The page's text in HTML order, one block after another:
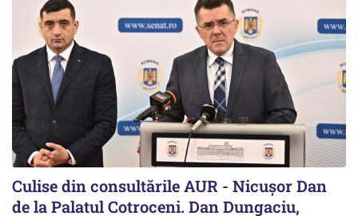
Culise din consultările AUR - Nicușor Dan
de la Palatul Cotroceni. Dan Dungaciu,